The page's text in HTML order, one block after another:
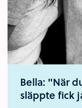
Bella: "När
släppte fick